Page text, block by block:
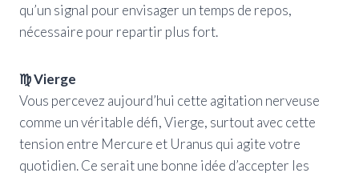
qu’un signal pour envisager un temps de repos,
nécessaire pour repartir plus fort.
♍ Vierge
Vous percevez aujourd’hui cette agitation nerveuse
comme un véritable défi, Vierge, surtout avec cette
tension entre Mercure et Uranus qui agite votre
quotidien. Ce serait une bonne idée d’accepter les